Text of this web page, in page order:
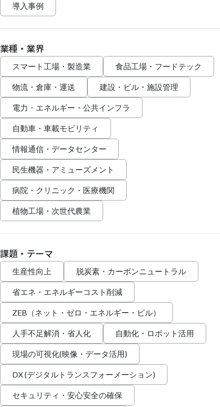
導入事例
業種・業界
スマート工場・製造業 食品工場・フードテック
物流・倉庫・運送 建設・ビル・施設管理
電力・エネルギー・公共インフラ
自動車・車載モビリティ
情報通信・データセンター
民生機器・アミューズメント
病院・クリニック・医療機関
植物工場・次世代農業
課題・テーマ
生産性向上 脱炭素・カーボンニュートラル
省エネ・エネルギーコスト削減
ZEB（ネット・ゼロ・エネルギー・ビル）
人手不足解消・省人化 自動化・ロボット活用
現場の可視化(映像・データ活用)
DX (デジタルトランスフォーメーション)
セキュリティ・安心安全の確保